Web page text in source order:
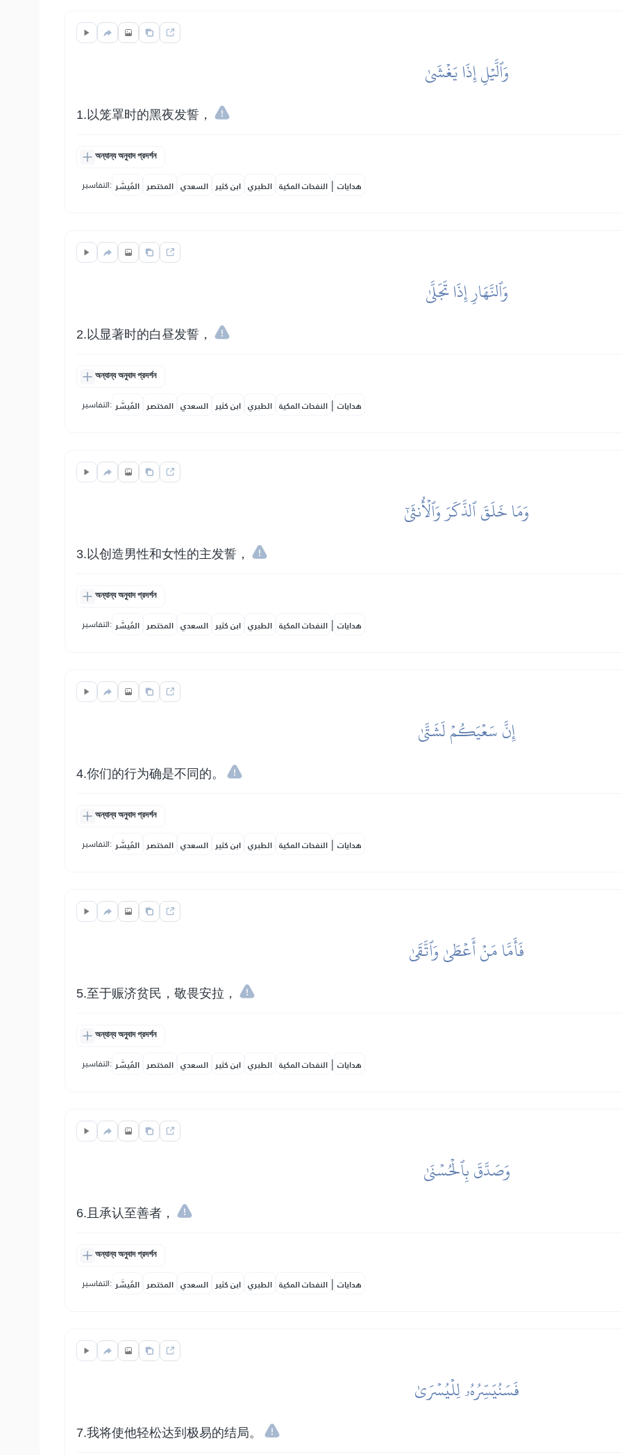
وَٱلَّيۡلِ إِذَا يَغۡشَىٰ
1.以笼罩时的黑夜发誓，
অন্যান্য অনুবাদ প্রদর্শন
التفاسير: المُيسَّر المختصر السعدي ابن كثير الطبري النفحات المكية | هدايات
وَٱلنَّهَارِ إِذَا تَجَلَّىٰ
2.以显著时的白昼发誓，
অন্যান্য অনুবাদ প্রদর্শন
التفاسير: المُيسَّر المختصر السعدي ابن كثير الطبري النفحات المكية | هدايات
وَمَا خَلَقَ ٱلذَّكَرَ وَٱلۡأُنثَىٰٓ
3.以创造男性和女性的主发誓，
অন্যান্য অনুবাদ প্রদর্শন
التفاسير: المُيسَّر المختصر السعدي ابن كثير الطبري النفحات المكية | هدايات
إِنَّ سَعۡيَكُمۡ لَشَتَّىٰ
4.你们的行为确是不同的。
অন্যান্য অনুবাদ প্রদর্শন
التفاسير: المُيسَّر المختصر السعدي ابن كثير الطبري النفحات المكية | هدايات
فَأَمَّا مَنۡ أَعۡطَىٰ وَٱتَّقَىٰ
5.至于赈济贫民，敬畏安拉，
অন্যান্য অনুবাদ প্রদর্শন
التفاسير: المُيسَّر المختصر السعدي ابن كثير الطبري النفحات المكية | هدايات
وَصَدَّقَ بِٱلۡحُسۡنَىٰ
6.且承认至善者，
অন্যান্য অনুবাদ প্রদর্শন
التفاسير: المُيسَّر المختصر السعدي ابن كثير الطبري النفحات المكية | هدايات
فَسَنُيَسِّرُهُۥ لِلۡيُسۡرَىٰ
7.我将使他轻松达到极易的结局。